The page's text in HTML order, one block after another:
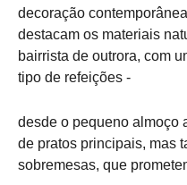
decoração
destacam os materiais
bairrista de outrora, com
tipo de refeições -
desde o pequeno almoço
de pratos principais, mas
sobremesas, que